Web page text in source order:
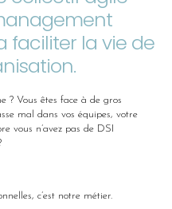
faciliter la vie de
? Vous êtes face à de gros
mal dans vos équipes, votre
vous n’avez pas de DSI
c’est notre métier.